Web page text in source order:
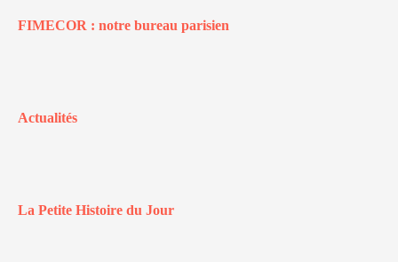
FIMECOR : notre bureau parisien
Actualités
La Petite Histoire du Jour